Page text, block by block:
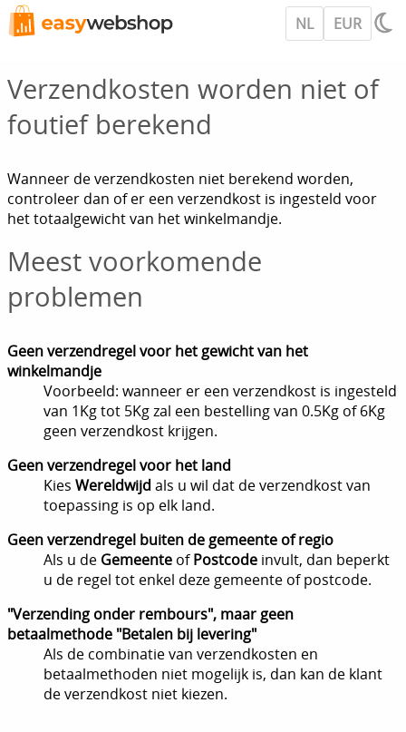
NL EUR
Verzendkosten worden niet of
foutief berekend
Wanneer de verzendkosten niet berekend worden,
controleer dan of er een verzendkost is ingesteld voor
het totaalgewicht van het winkelmandje.
Meest voorkomende
problemen
Geen verzendregel voor het gewicht van het
winkelmandje
Voorbeeld: wanneer er een verzendkost is ingesteld
van 1Kg tot 5Kg zal een bestelling van 0.5Kg of 6Kg
geen verzendkost krijgen.
Geen verzendregel voor het land
Kies Wereldwijd als u wil dat de verzendkost van
toepassing is op elk land.
Geen verzendregel buiten de gemeente of regio
Als u de Gemeente ofPostcode invult, dan beperkt
u de regel tot enkel deze gemeente of postcode.
"Verzending onder rembours", maar geen
betaalmethode "Betalen bij levering"
Als de combinatie van verzendkosten en
betaalmethoden niet mogelijk is, dan kan de klant
de verzendkost niet kiezen.